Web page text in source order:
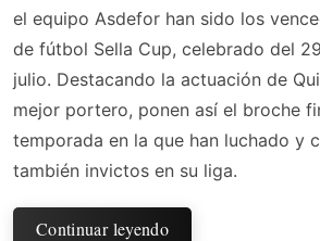
el equipo Asdefor han sido los
de fútbol Sella Cup, celebrado del
julio. Destacando la actuación de
mejor portero, ponen así el broche
temporada en la que han luchado y
también invictos en su liga.
Continuar leyendo